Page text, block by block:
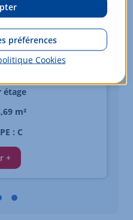
: Biens similaires à la
: Biens similaires à la
Carousel : Biens similaires à
- 1 pièce
mois
étage
m²
: C
+
préférences
Cookies